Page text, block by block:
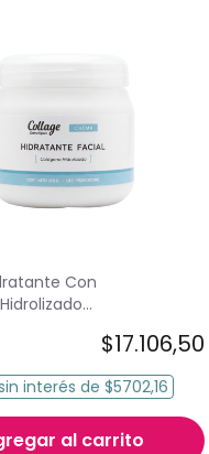
Con
$17.106,50
interés de $5702,16
al carrito